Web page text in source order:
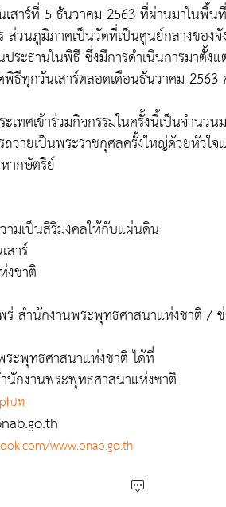
สาร์ที่ 5 ธันวาคม 2563 ที่ผ่านมาในพื้
ส่วนภูมิภาคเป็นวัดที่เป็นศูนย์กลางของ
ระธานในพิธี ซึ่งมีการดำเนินการมาตั้
ธีทุกวันเสาร์ตลอดเดือนธันวาคม
ทศเข้าร่วมกิจกรรมในครั้งนี้เป็นจำนว
วายเป็นพระราชกุศลครั้งใหญ่ด้วยหัวใ
ากษัตริย์
มเป็นสิริมงคลให้กับแผ่นดิน
าร์
งชาติ
สำนักงานพระพุทธศาสนาแห่งชาติ /
ะพุทธศาสนาแห่งชาติ ได้ที่
กงานพระพุทธศาสนาแห่งชาติ
ท
www.onab.go.th